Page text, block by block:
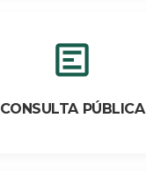
CONSULTA PÚBLICA